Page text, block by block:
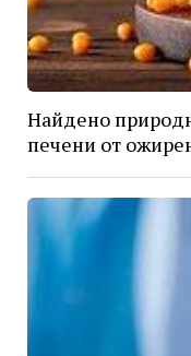
Найдено
печени от